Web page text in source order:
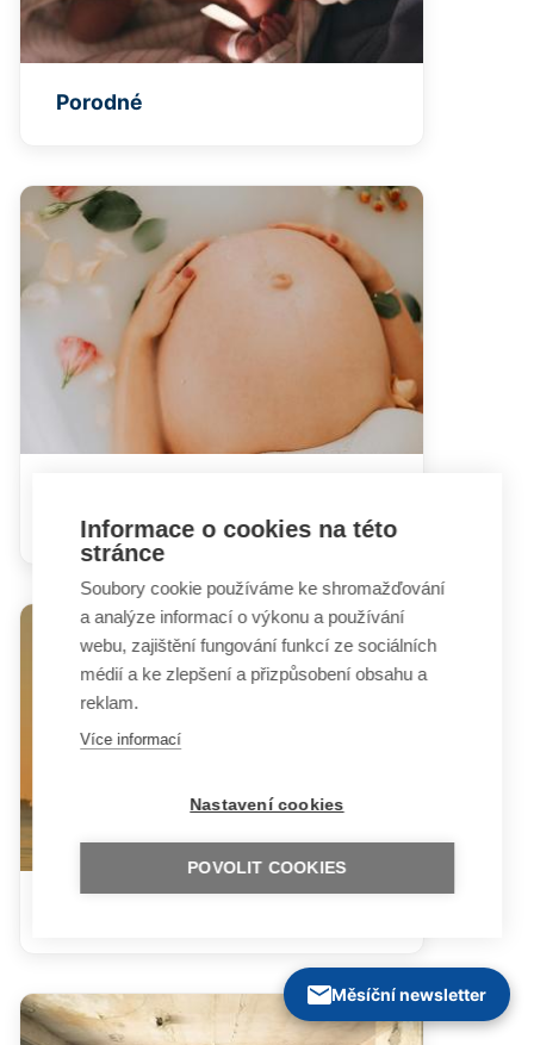
Porodné
těhotenství a mateřství
Měsíční newsletter
Informace o cookies na této
stránce
Soubory cookie používáme ke shromažďování
a analýze informací o výkonu a používání
webu, zajištění fungování funkcí ze sociálních
médií a ke zlepšení a přizpůsobení obsahu a
reklam.
Více informací
Nastavení cookies
POVOLIT COOKIES